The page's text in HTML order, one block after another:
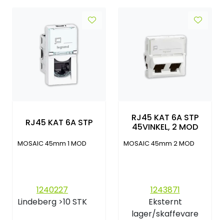
RJ45 KAT 6A STP
MOSAIC 45mm 1 MOD
1240227
Lindeberg >10 STK
RJ45 KAT 6A STP
45VINKEL, 2 MOD
MOSAIC 45mm 2 MOD
1243871
Eksternt
lager/skaffevare